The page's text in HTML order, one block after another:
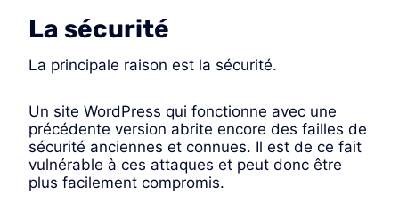
La sécurité
La principale raison est la sécurité.
Un site WordPress qui fonctionne avec une
précédente version abrite encore des failles de
sécurité anciennes et connues. Il est de ce fait
vulnérable à ces attaques et peut donc être
plus facilement compromis.